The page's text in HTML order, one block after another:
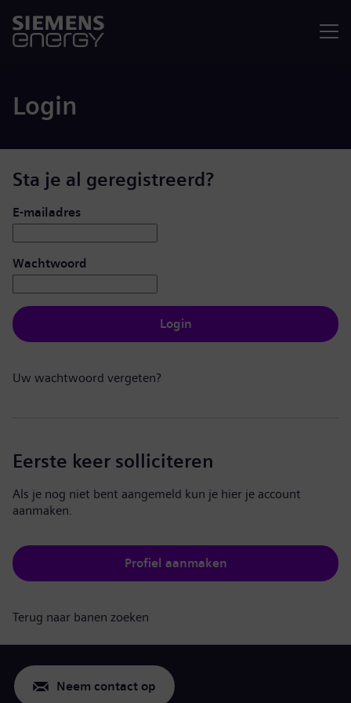
Login
Sta je al geregistreerd?
Inloggen: gebruiker en wachtwoord
E-mailadres
Wachtwoord
Login
Uw wachtwoord vergeten?
Eerste keer solliciteren
Als je nog niet bent aangemeld kun je hier je account
aanmaken.
Profiel aanmaken
Terug naar banen zoeken
Neem contact op